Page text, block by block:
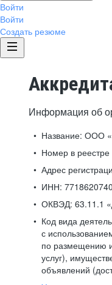
Войти
Войти
Создать резюме
Информация об
Название: ООО
Номер в реестре
Адрес
ИНН: 7718620740
ОКВЭД: 63.11.1
Код вида
с
по размещению
услуг),
объявлений